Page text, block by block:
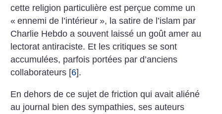
cette religion particulière est perçue comme un
« ennemi de l’intérieur », la satire de l’islam par
Charlie Hebdo a souvent laissé un goût amer au
lectorat antiraciste. Et les critiques se sont
accumulées, parfois portées par d’anciens
collaborateurs [6].
En dehors de ce sujet de friction qui avait aliéné
au journal bien des sympathies, ses auteurs